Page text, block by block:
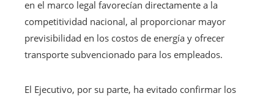
en el marco legal favorecían directamente a la
competitividad nacional, al proporcionar mayor
previsibilidad en los costos de energía y ofrecer
transporte subvencionado para los empleados.
El Ejecutivo, por su parte, ha evitado confirmar los